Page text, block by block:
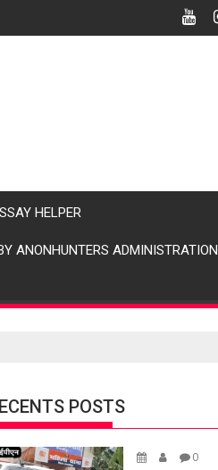
पैनी नजर" (IPN)इंडिया पब्लिक न्यूज।
HELPER
ANONHUNTERS ADMINISTRATION
POSTS
0